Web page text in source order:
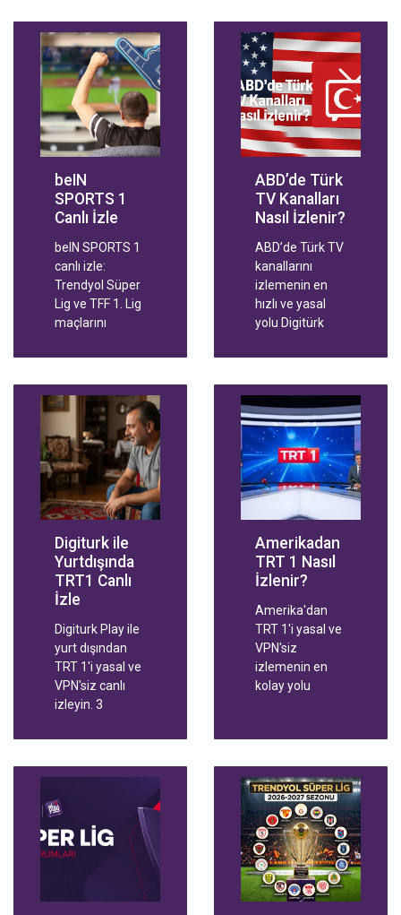
beIN
SPORTS 1
Canlı İzle
beIN SPORTS 1
canlı izle:
Trendyol Süper
Lig ve TFF 1. Lig
maçlarını
HD kalitede, her
yurt dışından
kesintisiz takip
edin.
ABD’de Türk
TV Kanalları
Nasıl İzlenir?
ABD’de Türk TV
kanallarını
izlemenin en
hızlı ve yasal
yolu Digitürk
çanak
canlı yayınlar,
diziler, filmler ve
Trendyol Süper
Lig maçları
Smart TV,
telefon, tablet
ve bilgisayardan
izlenir. Aile ve
Spor
paketleriyle hızlı
aktivasyon.
Digiturk ile
Yurtdışında
TRT1 Canlı
İzle
Digiturk Play ile
yurt dışından
TRT 1'i yasal ve
VPN'siz canlı
izleyin. 3
Full HD yayın.
Amerikadan
TRT 1 Nasıl
İzlenir?
Amerika'dan
TRT 1'i yasal ve
VPN'siz
izlemenin en
kolay yolu
Full HD yayın.